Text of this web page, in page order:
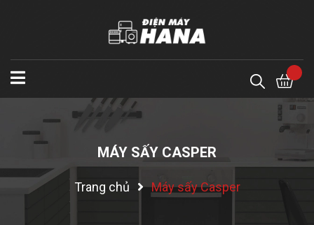
MÁY SẤY CASPER
Trang chủ Máy sấy Casper